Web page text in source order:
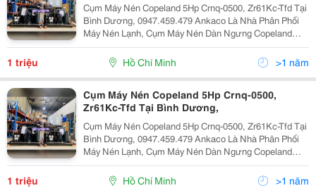
Cụm Máy Nén Copeland 5Hp Crnq-0500, Zr61Kc-Tfd Tại
Bình Dương, 0947.459.479 Ankaco Là Nhà Phân Phối
Máy Nén Lạnh, Cụm Máy Nén Dàn Ngưng Copeland
Công Suất Từ 3,3Hp Đến 12Hp Ứng Dụng Trong Hệ
Thống Lạnh Công Nghiệp, Kho Lạnh Nhiệt Độ Sử Dụng
1 triệu Hồ Chí Minh >1 năm
Cụm Máy Nén Copeland 5Hp Crnq-0500,
Zr61Kc-Tfd Tại Bình Dương,
Cụm Máy Nén Copeland 5Hp Crnq-0500, Zr61Kc-Tfd Tại
Bình Dương, 0947.459.479 Ankaco Là Nhà Phân Phối
Máy Nén Lạnh, Cụm Máy Nén Dàn Ngưng Copeland
Công Suất Từ 3,3Hp Đến 12Hp Ứng Dụng Trong Hệ
Thống Lạnh Công Nghiệp, Kho Lạnh Nhiệt Độ Sử Dụng
1 triệu Hồ Chí Minh >1 năm